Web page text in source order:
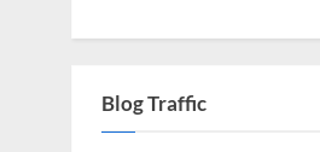
Blog Traffic